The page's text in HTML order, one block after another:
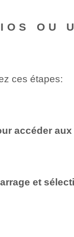
OU
ces étapes:
accéder
et